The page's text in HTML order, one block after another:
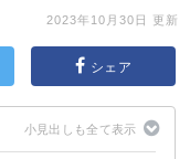
2023年10月30日 更新
シェア